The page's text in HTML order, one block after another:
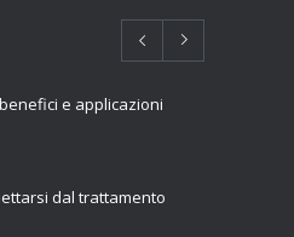
e applicazioni
dal trattamento